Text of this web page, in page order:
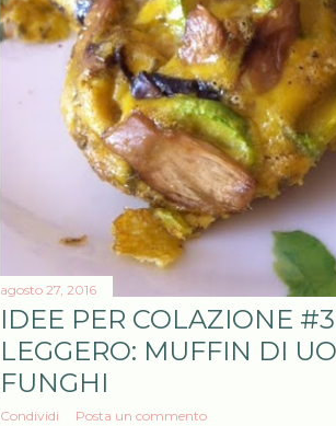
agosto 27, 2016
IDEE PER COLAZIONE
LEGGERO: MUFFIN DI
FUNGHI
Condividi Posta un commento